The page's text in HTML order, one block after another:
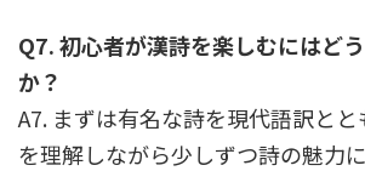
Q7. 初心者が漢詩を楽しむにはど
か？
A7. まずは有名な詩を現代語訳と
を理解しながら少しずつ詩の魅力